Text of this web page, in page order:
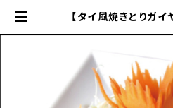
【タイ風焼きとりガ